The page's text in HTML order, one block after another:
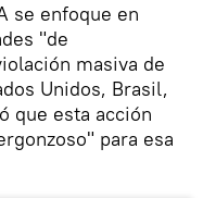
se enfoque en
"de
masiva de
Unidos, Brasil,
que esta acción
para esa